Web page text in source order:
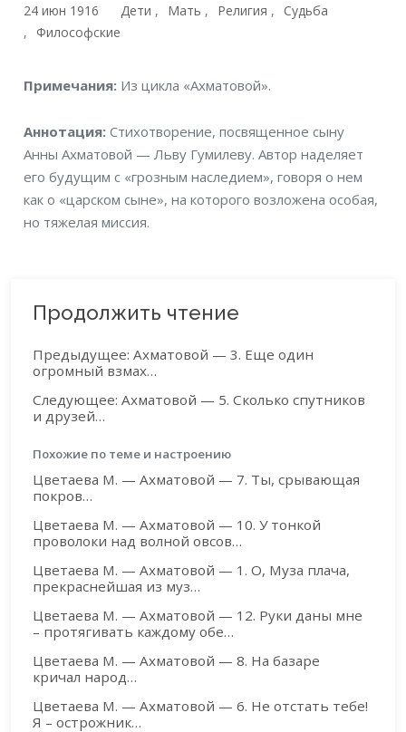
24 июн 1916 Дети Мать Религия
Судьба
Философские
Примечания
Примечания: Из цикла «Ахматовой».
Аннотация
Аннотация:Стихотворение, посвященное сыну
Анны Ахматовой — Льву Гумилеву. Автор наделяет
его будущим с «грозным наследием», говоря о нем
как о «царском сыне», на которого возложена особая,
но тяжелая миссия.
Продолжить чтение
Предыдущее: Ахматовой — 3. Еще один
огромный взмах…
Следующее: Ахматовой — 5. Сколько спутников
и друзей…
Похожие по теме и настроению
Цветаева М. — Ахматовой — 7. Ты, срывающая
покров…
Цветаева М. — Ахматовой — 10. У тонкой
проволоки над волной овсов…
Цветаева М. — Ахматовой — 1. О, Муза плача,
прекраснейшая из муз…
Цветаева М. — Ахматовой — 12. Руки даны мне
– протягивать каждому обе…
Цветаева М. — Ахматовой — 8. На базаре
кричал народ…
Цветаева М. — Ахматовой — 6. Не отстать тебе!
Я – острожник…